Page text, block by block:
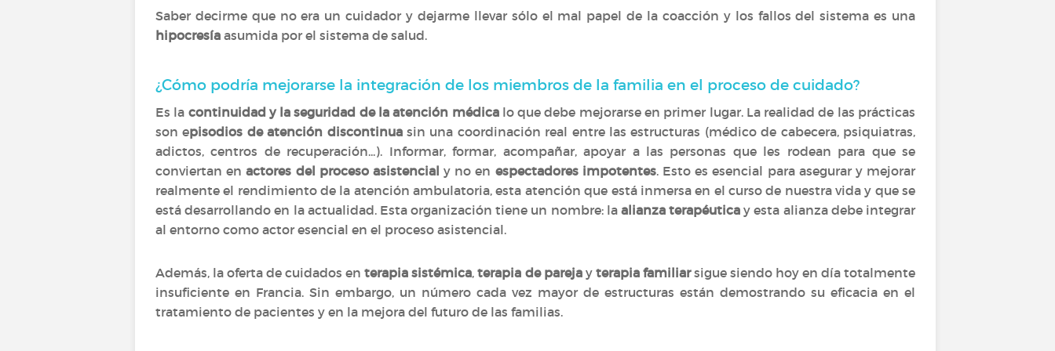
Saber decirme que no era un cuidador y dejarme llevar sólo el mal papel de la coacción y los fallos del sistema es una
hipocresía asumida por el sistema de salud.
¿Cómo podría mejorarse la integración de los miembros de la familia en el proceso de cuidado?
Es la continuidad y la seguridad de la atención médicalo que debe mejorarse en primer lugar. La realidad de las prácticas
son episodios de atención discontinuasin una coordinación real entre las estructuras (médico de cabecera, psiquiatras,
adictos, centros de recuperación...). Informar, formar, acompañar, apoyar a las personas que les rodean para que se
conviertan enactores del proceso asistencial y no en espectadores impotentes. Esto es esencial para asegurar y mejorar
realmente el rendimiento de la atención ambulatoria, esta atención que está inmersa en el curso de nuestra vida y que se
está desarrollando en la actualidad. Esta organización tiene un nombre: la alianza terapéutica y esta alianza debe integrar
al entorno como actor esencial en el proceso asistencial.
Además, la oferta de cuidados enterapia sistémica,terapia de parejay terapia familiarsigue siendo hoy en día totalmente
insuficiente en Francia. Sin embargo, un número cada vez mayor de estructuras están demostrando su eficacia en el
tratamiento de pacientes y en la mejora del futuro de las familias.